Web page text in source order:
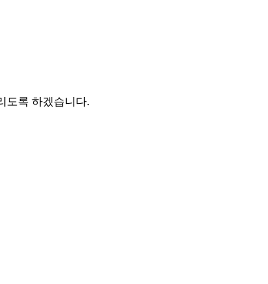
도록 하겠습니다.